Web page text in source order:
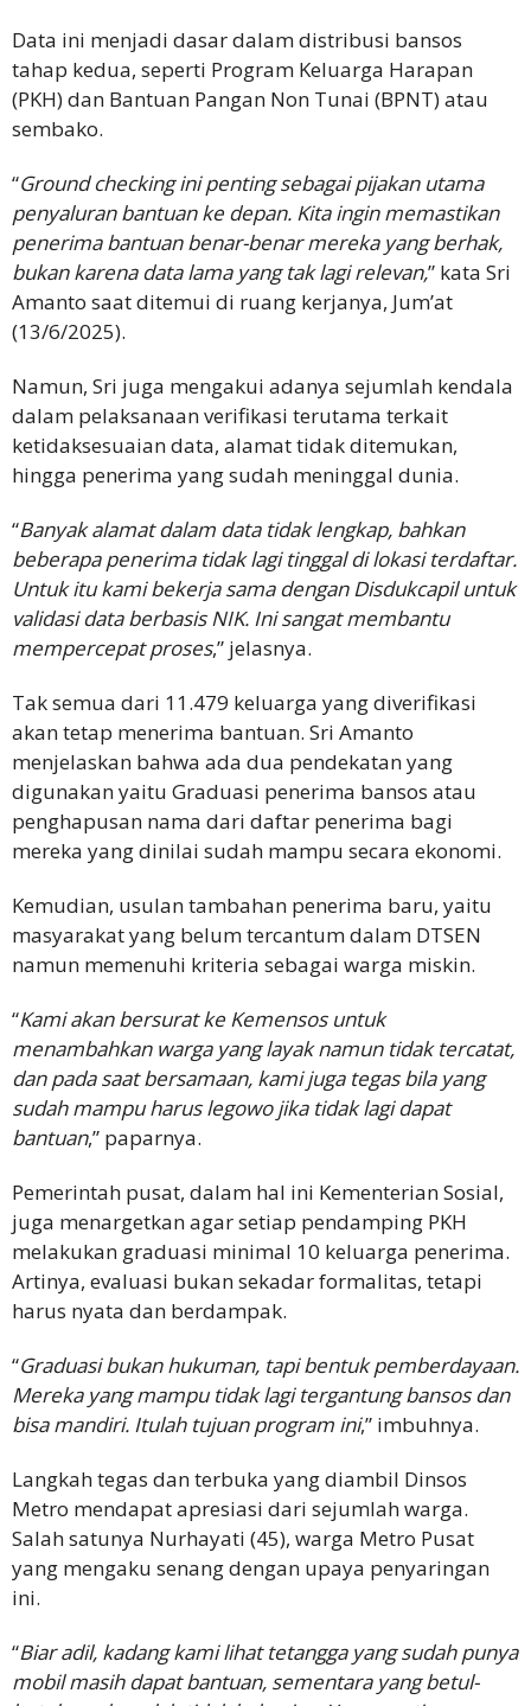
Data ini menjadi dasar dalam distribusi bansos
tahap kedua, seperti Program Keluarga Harapan
(PKH) dan Bantuan Pangan Non Tunai (BPNT) atau
sembako.
“Ground checking ini penting sebagai pijakan utama
penyaluran bantuan ke depan. Kita ingin memastikan
penerima bantuan benar-benar mereka yang berhak,
bukan karena data lama yang tak lagi relevan,” kata Sri
Amanto saat ditemui di ruang kerjanya, Jum’at
(13/6/2025).
Namun, Sri juga mengakui adanya sejumlah kendala
dalam pelaksanaan verifikasi terutama terkait
ketidaksesuaian data, alamat tidak ditemukan,
hingga penerima yang sudah meninggal dunia.
“Banyak alamat dalam data tidak lengkap, bahkan
beberapa penerima tidak lagi tinggal di lokasi terdaftar.
Untuk itu kami bekerja sama dengan Disdukcapil untuk
validasi data berbasis NIK. Ini sangat membantu
mempercepat proses,” jelasnya.
Tak semua dari 11.479 keluarga yang diverifikasi
akan tetap menerima bantuan. Sri Amanto
menjelaskan bahwa ada dua pendekatan yang
digunakan yaitu Graduasi penerima bansos atau
penghapusan nama dari daftar penerima bagi
mereka yang dinilai sudah mampu secara ekonomi.
Kemudian, usulan tambahan penerima baru, yaitu
masyarakat yang belum tercantum dalam DTSEN
namun memenuhi kriteria sebagai warga miskin.
“Kami akan bersurat ke Kemensos untuk
menambahkan warga yang layak namun tidak tercatat,
dan pada saat bersamaan, kami juga tegas bila yang
sudah mampu harus legowo jika tidak lagi dapat
bantuan,” paparnya.
Pemerintah pusat, dalam hal ini Kementerian Sosial,
juga menargetkan agar setiap pendamping PKH
melakukan graduasi minimal 10 keluarga penerima.
Artinya, evaluasi bukan sekadar formalitas, tetapi
harus nyata dan berdampak.
“Graduasi bukan hukuman, tapi bentuk pemberdayaan.
Mereka yang mampu tidak lagi tergantung bansos dan
bisa mandiri. Itulah tujuan program ini,” imbuhnya.
Langkah tegas dan terbuka yang diambil Dinsos
Metro mendapat apresiasi dari sejumlah warga.
Salah satunya Nurhayati (45), warga Metro Pusat
yang mengaku senang dengan upaya penyaringan
ini.
“Biar adil, kadang kami lihat tetangga yang sudah punya
mobil masih dapat bantuan, sementara yang betul-